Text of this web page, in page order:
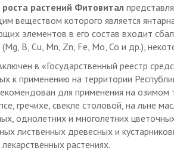
роста растений Фитовитал
веществом которого является
элементов в его состав входит
B, Cu, Mn, Zn, Fe, Mo, Co и др.),
в «Государственный реестр
к применению на территории
для применения на озимом
гречихе, свекле столовой, на льне
однолетних и многолетних
лиственных древесных и
растениях.